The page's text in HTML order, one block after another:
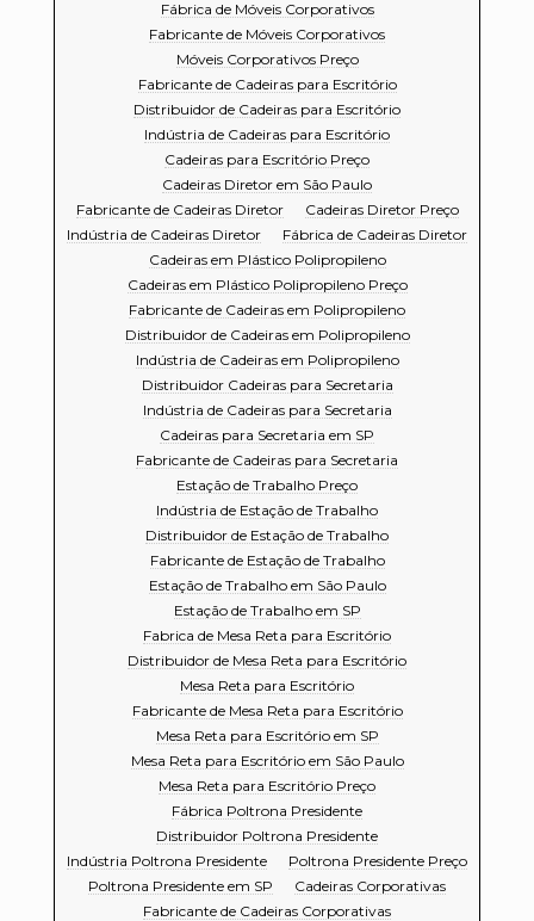
Fábrica de Móveis Corporativos
Fabricante de Móveis Corporativos
Móveis Corporativos Preço
Fabricante de Cadeiras para Escritório
Distribuidor de Cadeiras para Escritório
Indústria de Cadeiras para Escritório
Cadeiras para Escritório Preço
Cadeiras Diretor em São Paulo
Fabricante de Cadeiras Diretor
Cadeiras Diretor Preço
Indústria de Cadeiras Diretor
Fábrica de Cadeiras Diretor
Cadeiras em Plástico Polipropileno
Cadeiras em Plástico Polipropileno Preço
Fabricante de Cadeiras em Polipropileno
Distribuidor de Cadeiras em Polipropileno
Indústria de Cadeiras em Polipropileno
Distribuidor Cadeiras para Secretaria
Indústria de Cadeiras para Secretaria
Cadeiras para Secretaria em SP
Fabricante de Cadeiras para Secretaria
Estação de Trabalho Preço
Indústria de Estação de Trabalho
Distribuidor de Estação de Trabalho
Fabricante de Estação de Trabalho
Estação de Trabalho em São Paulo
Estação de Trabalho em SP
Fabrica de Mesa Reta para Escritório
Distribuidor de Mesa Reta para Escritório
Mesa Reta para Escritório
Fabricante de Mesa Reta para Escritório
Mesa Reta para Escritório em SP
Mesa Reta para Escritório em São Paulo
Mesa Reta para Escritório Preço
Fábrica Poltrona Presidente
Distribuidor Poltrona Presidente
Indústria Poltrona Presidente
Poltrona Presidente Preço
Poltrona Presidente em SP
Cadeiras Corporativas
Fabricante de Cadeiras Corporativas